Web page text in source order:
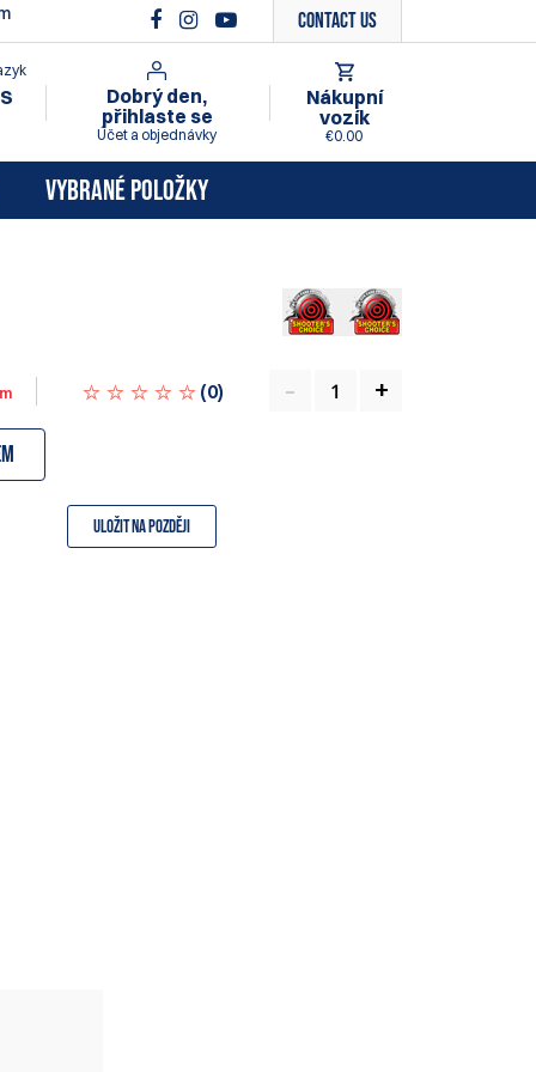
Contact Us
Dobrý den,
přihlaste se
Účet a objednávky
Nákupní
vozík
€0.00
VYBRANÉ POLOŽKY
(0)
Uložit na později